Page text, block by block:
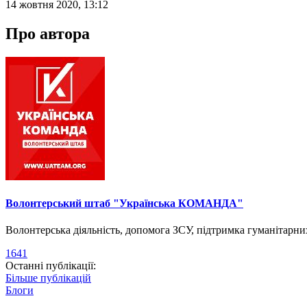
14 жовтня 2020, 13:12
Про автора
Волонтерський штаб "Українська КОМАНДА"
Волонтерська діяльність, допомога ЗСУ, підтримка
1641
Останні публікації:
Більше публікацій
Блоги